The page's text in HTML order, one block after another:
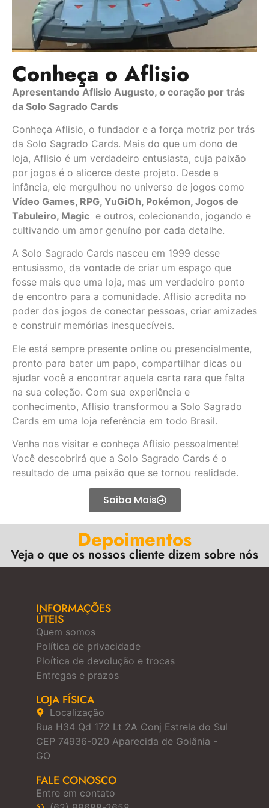
Conheça o Aflisio
Apresentando Aflisio Augusto, o coração por trás
da Solo Sagrado Cards
Conheça Aflisio, o fundador e a força motriz por trás
da Solo Sagrado Cards. Mais do que um dono de
loja, Aflisio é um verdadeiro entusiasta, cuja paixão
por jogos é o alicerce deste projeto. Desde a
infância, ele mergulhou no universo de jogos como
Vídeo Games, RPG, YuGiOh, Pokémon, Jogos de
Tabuleiro, Magic e outros, colecionando, jogando e
cultivando um amor genuíno por cada detalhe.
A Solo Sagrado Cards nasceu em 1999 desse
entusiasmo, da vontade de criar um espaço que
fosse mais que uma loja, mas um verdadeiro ponto
de encontro para a comunidade. Aflisio acredita no
poder dos jogos de conectar pessoas, criar amizades
e construir memórias inesquecíveis.
Ele está sempre presente online ou presencialmente,
pronto para bater um papo, compartilhar dicas ou
ajudar você a encontrar aquela carta rara que falta
na sua coleção. Com sua experiência e
conhecimento, Aflisio transformou a Solo Sagrado
Cards em uma loja referência em todo Brasil.
Venha nos visitar e conheça Aflisio pessoalmente!
Você descobrirá que a Solo Sagrado Cards é o
resultado de uma paixão que se tornou realidade.
Saiba Mais
Depoimentos
Veja o que os nossos cliente dizem sobre nós
INFORMAÇÕES
ÚTEIS
Quem somos
Política de privacidade
Ploítica de devolução e trocas
Entregas e prazos
LOJA FÍSICA
Localização
Rua H34 Qd 172 Lt 2A Conj Estrela do Sul
CEP 74936-020 Aparecida de Goiânia -
GO
FALE CONOSCO
Entre em contato